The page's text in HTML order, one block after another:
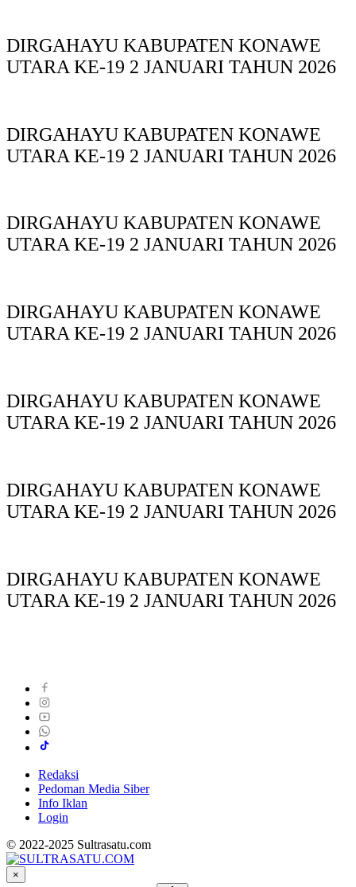
DIRGAHAYU KABUPATEN KONAWE
UTARA KE-19 2 JANUARI TAHUN 2026
DIRGAHAYU KABUPATEN KONAWE
UTARA KE-19 2 JANUARI TAHUN 2026
DIRGAHAYU KABUPATEN KONAWE
UTARA KE-19 2 JANUARI TAHUN 2026
DIRGAHAYU KABUPATEN KONAWE
UTARA KE-19 2 JANUARI TAHUN 2026
DIRGAHAYU KABUPATEN KONAWE
UTARA KE-19 2 JANUARI TAHUN 2026
DIRGAHAYU KABUPATEN KONAWE
UTARA KE-19 2 JANUARI TAHUN 2026
DIRGAHAYU KABUPATEN KONAWE
UTARA KE-19 2 JANUARI TAHUN 2026
Redaksi
Pedoman Media Siber
Info Iklan
Login
© 2022-2025 Sultrasatu.com
×